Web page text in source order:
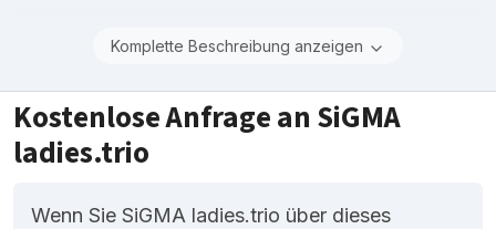
Komplette Beschreibung anzeigen
Kostenlose Anfrage an SiGMA
ladies.trio
Wenn Sie SiGMA ladies.trio über dieses